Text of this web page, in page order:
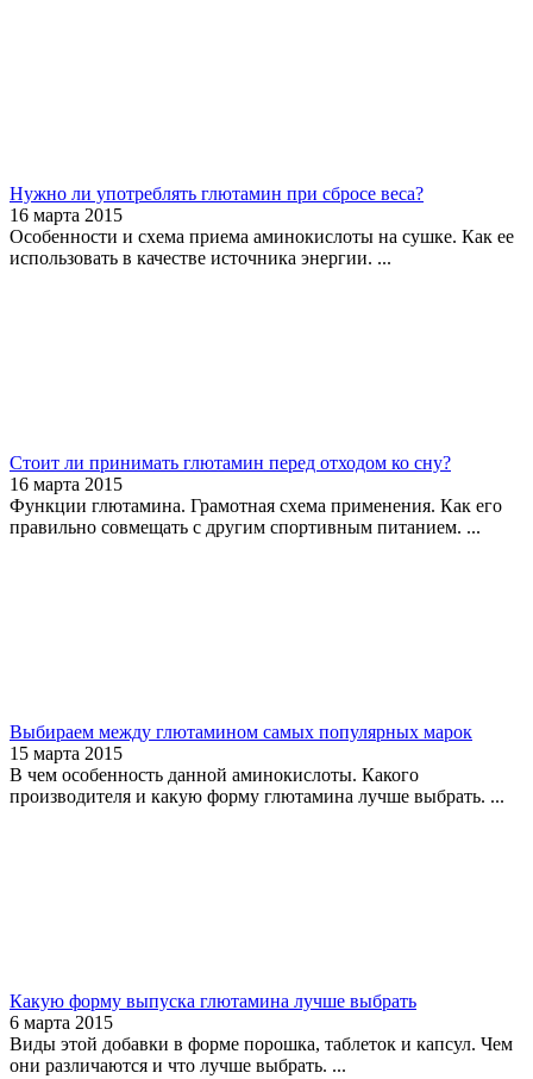
Нужно ли употреблять глютамин при сбросе веса?
16 марта 2015
Особенности и схема приема аминокислоты на сушке. Как ее
использовать в качестве источника энергии. ...
Стоит ли принимать глютамин перед отходом ко сну?
16 марта 2015
Функции глютамина. Грамотная схема применения. Как его
правильно совмещать с другим спортивным питанием. ...
Выбираем между глютамином самых популярных марок
15 марта 2015
В чем особенность данной аминокислоты. Какого
производителя и какую форму глютамина лучше выбрать. ...
Какую форму выпуска глютамина лучше выбрать
6 марта 2015
Виды этой добавки в форме порошка, таблеток и капсул. Чем
они различаются и что лучше выбрать. ...